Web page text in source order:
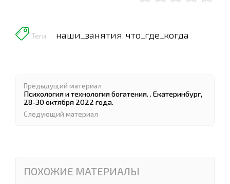
Теги наши_занятия что_где_когда
Предыдущий материал
Психология и технология богатения. . Екатеринбург,
28-30 октября 2022 года.
Следующий материал
ПОХОЖИЕ МАТЕРИАЛЫ